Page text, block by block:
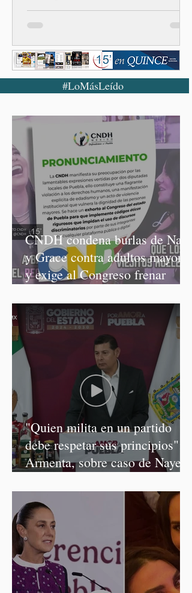
#LoMásLeído
CNDH condena burlas de Nay
y Grace contra adultos mayores
y exige al Congreso frenar
"Quien milita en un partido
debe respetar sus principios":
Armenta, sobre caso de Nayeli